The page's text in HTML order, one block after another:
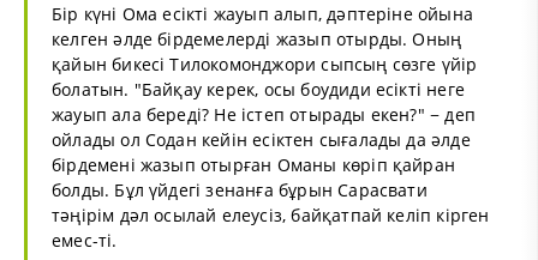
Бір күні Ома есікті жауып алып, дәптеріне ойына
келген әлде бірдемелерді жазып отырды. Оның
қайын бикесі Тилокомонджори сыпсың сөзге үйір
болатын. "Байқау керек, осы боудиди есікті неге
жауып ала береді? Не істеп отырады екен?" − деп
ойлады ол Содан кейін есіктен сығалады да әлде
бірдемені жазып отырған Оманы көріп қайран
болды. Бұл үйдегі зенанға бұрын Сарасвати
тәңірім дәл осылай елеусіз, байқатпай келіп кірген
емес-ті.